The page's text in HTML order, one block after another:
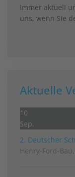
Immer aktuell
uns, wenn Sie
Aktuelle
10
Sep.
2. Deutscher
Henry-Ford-